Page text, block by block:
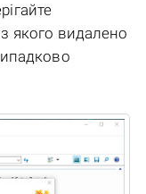
якого видалено